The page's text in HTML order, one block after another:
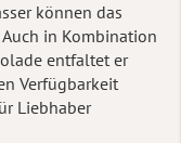
können das
in Kombination
entfaltet er
Verfügbarkeit
Liebhaber